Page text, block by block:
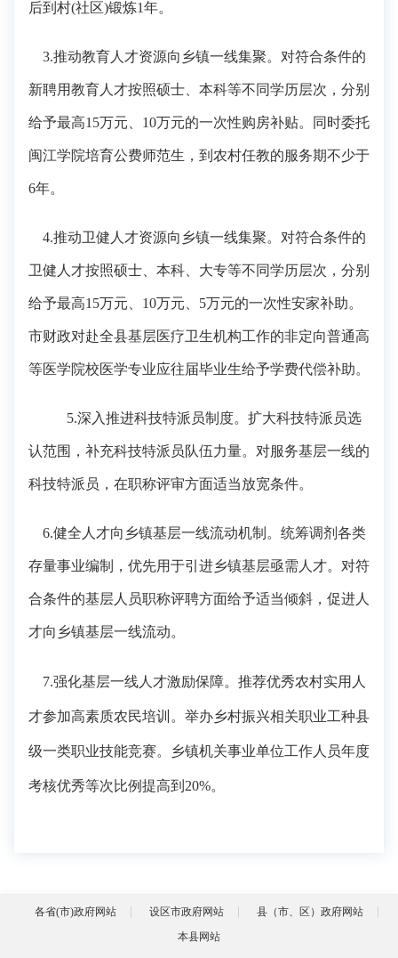
后到村(社区)锻炼1年。
3.推动教育人才资源向乡镇一线集聚。 对符合条件的
新聘用教育人才按照硕士、本科等不同学历层次，分别
给予最高15万元、10万元的一次性购房补贴。同时委托
闽江学院培育公费师范生，到农村任教的服务期不少于
6年。
4.推动卫健人才资源向乡镇一线集聚。 对符合条件的
卫健人才按照硕士、本科、大专等不同学历层次，分别
给予最高15万元、10万元、5万元的一次性安家补助。
市财政对赴全县基层医疗卫生机构工作的非定向普通高
等医学院校医学专业应往届毕业生给予学费代偿补助。
5.深入推进科技特派员制度。 扩大科技特派员选
认范围，补充科技特派员队伍力量。对服务基层一线的
科技特派员，在职称评审方面适当放宽条件。
6.健全人才向乡镇基层一线流动机制。 统筹调剂各类
存量事业编制，优先用于引进乡镇基层亟需人才。对符
合条件的基层人员职称评聘方面给予适当倾斜，促进人
才向乡镇基层一线流动。
7.强化基层一线人才激励保障。 推荐优秀农村实用人
才参加高素质农民培训。举办乡村振兴相关职业工种县
级一类职业技能竞赛。乡镇机关事业单位工作人员年度
考核优秀等次比例提高到 20%。
各省(市)政府网站 设区市政府网站
县（市、区）政府网站
本县网站